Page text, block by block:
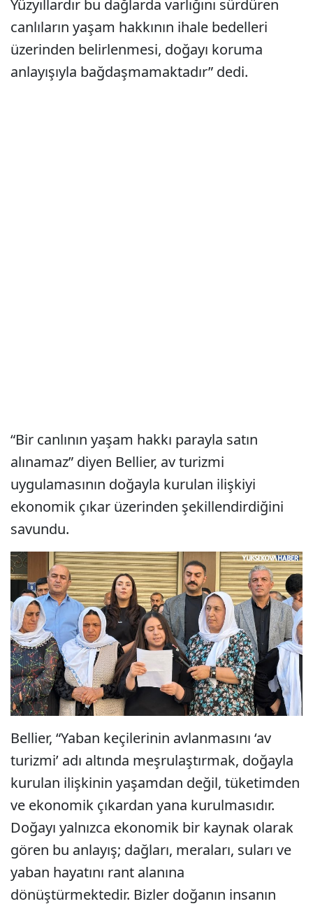
Yüzyıllardır bu dağlarda varlığını sürdüren
canlıların yaşam hakkının ihale bedelleri
üzerinden belirlenmesi, doğayı koruma
anlayışıyla bağdaşmamaktadır” dedi.
“Bir canlının yaşam hakkı parayla satın
alınamaz” diyen Bellier, av turizmi
uygulamasının doğayla kurulan ilişkiyi
ekonomik çıkar üzerinden şekillendirdiğini
savundu.
Bellier, “Yaban keçilerinin avlanmasını ‘av
turizmi’ adı altında meşrulaştırmak, doğayla
kurulan ilişkinin yaşamdan değil, tüketimden
ve ekonomik çıkardan yana kurulmasıdır.
Doğayı yalnızca ekonomik bir kaynak olarak
gören bu anlayış; dağları, meraları, suları ve
yaban hayatını rant alanına
dönüştürmektedir. Bizler doğanın insanın